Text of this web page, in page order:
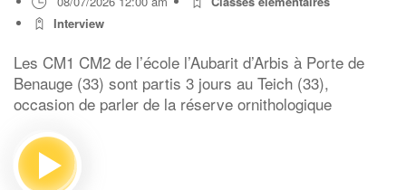
Interview
Les CM1 CM2 de l’école l’Aubarit d’Arbis à Porte de
Benauge (33) sont partis 3 jours au Teich (33),
occasion de parler de la réserve ornithologique